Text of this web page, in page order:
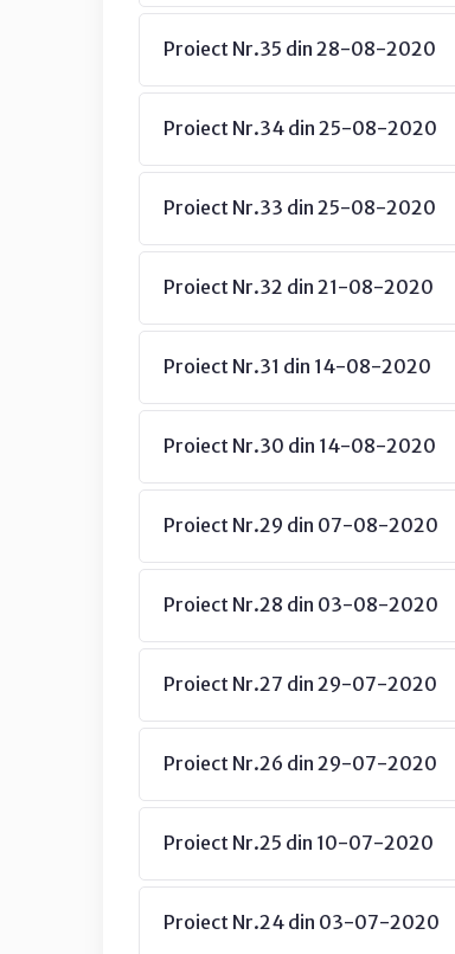
Proiect Nr.35 din 28-08-2020
Proiect Nr.34 din 25-08-2020
Proiect Nr.33 din 25-08-2020
Proiect Nr.32 din 21-08-2020
Proiect Nr.31 din 14-08-2020
Proiect Nr.30 din 14-08-2020
Proiect Nr.29 din 07-08-2020
Proiect Nr.28 din 03-08-2020
Proiect Nr.27 din 29-07-2020
Proiect Nr.26 din 29-07-2020
Proiect Nr.25 din 10-07-2020
Proiect Nr.24 din 03-07-2020